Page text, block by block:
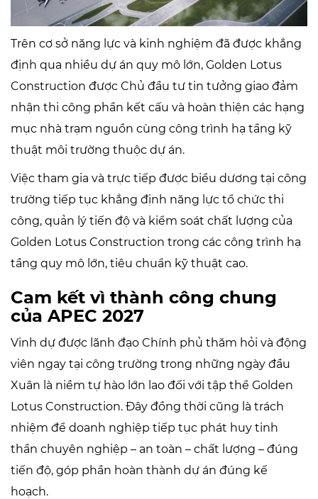
Trên cơ sở năng lực và kinh nghiệm đã được khẳng
định qua nhiều dự án quy mô lớn, Golden Lotus
Construction được Chủ đầu tư tin tưởng giao đảm
nhận thi công phần kết cấu và hoàn thiện các hạng
mục nhà trạm nguồn cùng công trình hạ tầng kỹ
thuật môi trường thuộc dự án.
Việc tham gia và trực tiếp được biểu dương tại công
trường tiếp tục khẳng định năng lực tổ chức thi
công, quản lý tiến độ và kiểm soát chất lượng của
Golden Lotus Construction trong các công trình hạ
tầng quy mô lớn, tiêu chuẩn kỹ thuật cao.
Cam kết vì thành công chung
của APEC 2027
Vinh dự được lãnh đạo Chính phủ thăm hỏi và động
viên ngay tại công trường trong những ngày đầu
Xuân là niềm tự hào lớn lao đối với tập thể Golden
Lotus Construction. Đây đồng thời cũng là trách
nhiệm để doanh nghiệp tiếp tục phát huy tinh
thần chuyên nghiệp – an toàn – chất lượng – đúng
tiến độ, góp phần hoàn thành dự án đúng kế
hoạch.